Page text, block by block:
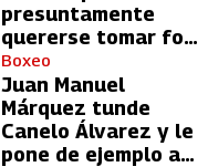
presuntamente
quererse tomar foto
con Lionel Messi
Boxeo
Juan Manuel
Márquez tunde
Canelo Álvarez y le
pone de ejemplo a